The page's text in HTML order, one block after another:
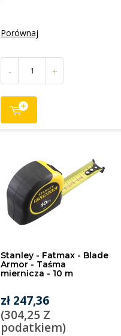
Porównaj
- +
Stanley - Fatmax - Blade
Armor - Taśma
miernicza - 10 m
zł 247,36
(304,25 Z
podatkiem)